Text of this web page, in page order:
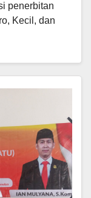
penerbitan
Kecil, dan